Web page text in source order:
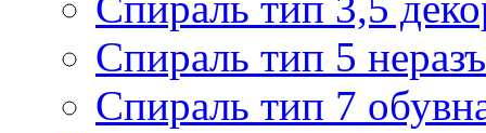
Спираль тип 5
Спираль тип 7